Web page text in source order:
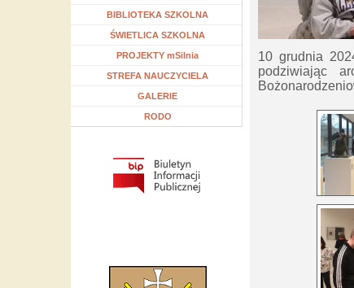
Rozwiń menu
BIBLIOTEKA SZKOLNA
Rozwiń menu
ŚWIETLICA SZKOLNA
Rozwiń menu
PROJEKTY mSilnia
Rozwiń menu
STREFA NAUCZYCIELA
GALERIE
RODO
10 grudnia
podziwiając